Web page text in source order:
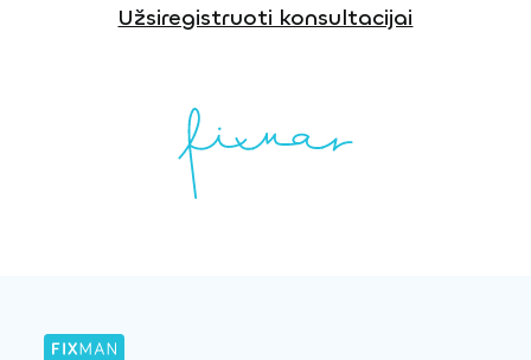
Užsiregistruoti konsultacijai